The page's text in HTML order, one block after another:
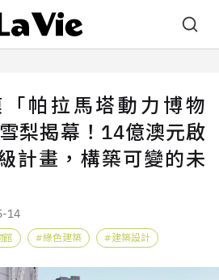
帕拉馬塔動力博物
梨揭幕！14億澳元啟
計畫，構築可變的未
14
館 綠色建築 建築設計